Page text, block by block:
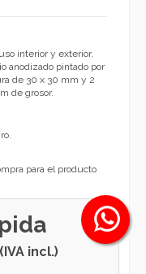
interior y exterior.
anodizado pintado por
de 30 x 30 mm y 2
de grosor.
para el producto
incl.)